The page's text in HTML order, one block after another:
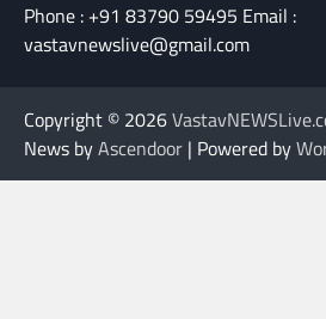
Phone : +91 83790 59495 Email :
vastavnewslive@gmail.com
Copyright © 2026
News byAscendoor | Powered by